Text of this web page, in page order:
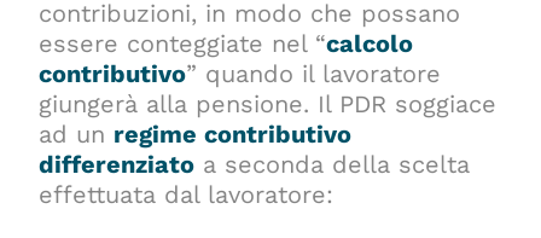
contribuzioni, in modo che possano
essere conteggiate nel “calcolo
contributivo” quando il lavoratore
giungerà alla pensione. Il PDR soggiace
ad un regime contributivo
differenziato a seconda della scelta
effettuata dal lavoratore: